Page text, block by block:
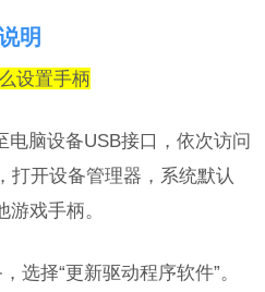
明
设置手柄
电脑设备USB接口，依次访问
打开设备管理器，系统默认
戏手柄。
选择“更新驱动程序软件”。